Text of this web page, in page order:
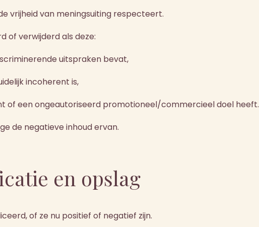
vrijheid van meningsuiting respecteert.
of verwijderd als deze:
uitspraken bevat,
incoherent is,
of een ongeautoriseerd promotioneel/commercieel doel heeft.
de negatieve inhoud ervan.
en opslag
of ze nu positief of negatief zijn.